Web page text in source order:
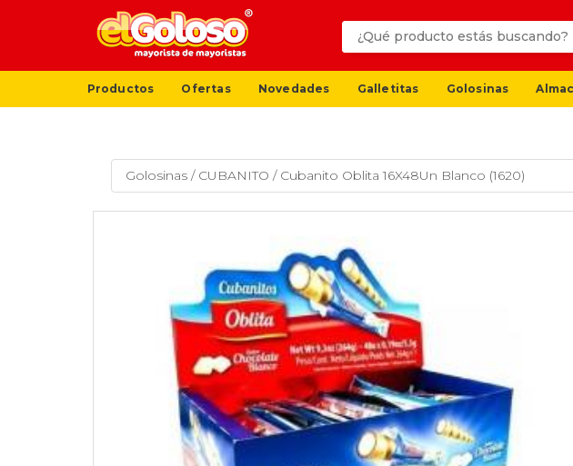
Productos Ofertas Novedades Galletitas Golosinas
Golosinas / CUBANITO / Cubanito Oblita 16X48Un Blanco (1620)